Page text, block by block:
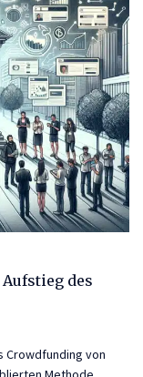
des
Crowdfunding von